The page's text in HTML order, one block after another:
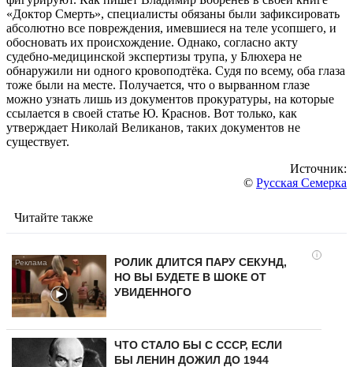
«Доктор Смерть», специалисты обязаны были зафиксировать
абсолютно все повреждения, имевшиеся на теле усопшего, и
обосновать их происхождение. Однако, согласно акту
судебно-медицинской экспертизы трупа, у Блюхера не
обнаружили ни одного кровоподтёка. Судя по всему, оба глаза
тоже были на месте. Получается, что о вырванном глазе
можно узнать лишь из документов прокуратуры, на которые
ссылается в своей статье Ю. Краснов. Вот только, как
утверждает Николай Великанов, таких документов не
существует.
Источник:
© Русская Семерка
Читайте также
i
РОЛИК ДЛИТСЯ ПАРУ СЕКУНД,
НО ВЫ БУДЕТЕ В ШОКЕ ОТ
УВИДЕННОГО
ЧТО СТАЛО БЫ С СССР, ЕСЛИ
БЫ ЛЕНИН ДОЖИЛ ДО 1944